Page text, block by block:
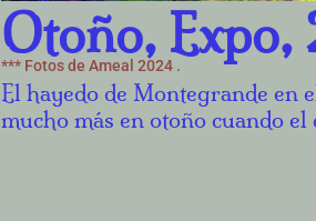
Otoño,
*** Fotos de Ameal 2024 .
El hayedo de Montegrande en
mucho más en otoño cuando